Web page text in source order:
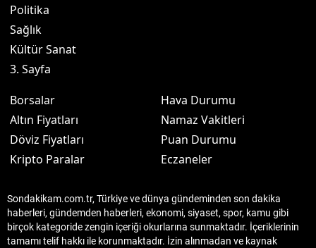
Politika
Sağlık
Kültür Sanat
3. Sayfa
Borsalar
Altın Fiyatları
Döviz Fiyatları
Kripto Paralar
Hava Durumu
Namaz Vakitleri
Puan Durumu
Eczaneler
Sondakikam.com.tr, Türkiye ve dünya gündeminden son dakika
haberleri, gündemden haberleri, ekonomi, siyaset, spor, kamu gibi
birçok kategoride zengin içeriği okurlarına sunmaktadır. İçeriklerinin
tamamı telif hakkı ile korunmaktadır. İzin alınmadan ve kaynak